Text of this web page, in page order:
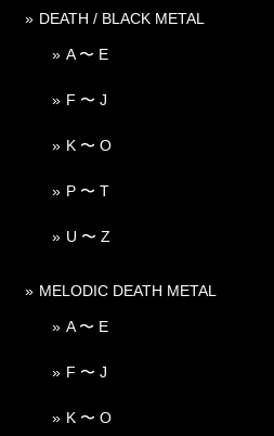
DEATH / BLACK METAL
A 〜 E
F 〜 J
K 〜 O
P 〜 T
U 〜 Z
MELODIC DEATH METAL
A 〜 E
F 〜 J
K 〜 O